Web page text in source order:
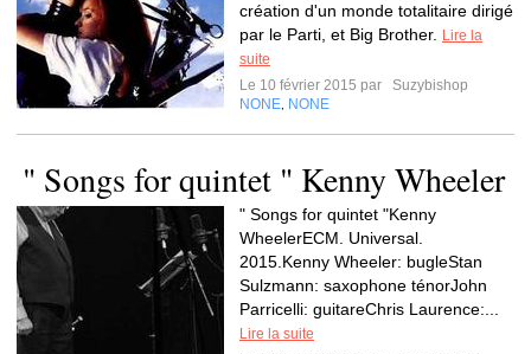
création d'un monde totalitaire dirigé
par le Parti, et Big Brother.
Lire la
suite
Le 10 février 2015 par
Suzybishop
NONE NONE
" Songs for quintet " Kenny Wheeler
" Songs for quintet "Kenny
WheelerECM. Universal.
2015.Kenny Wheeler: bugleStan
Sulzmann: saxophone ténorJohn
Parricelli: guitareChris Laurence:...
Lire la suite